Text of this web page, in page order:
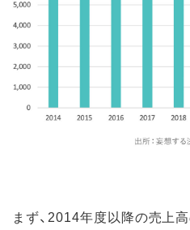
まず、2014年度以降の売上